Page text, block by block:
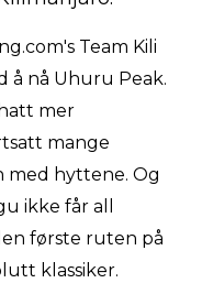
Team Kili
å nå Uhuru Peak.
mer
mange
med hyttene. Og
ikke får all
første ruten på
klassiker.